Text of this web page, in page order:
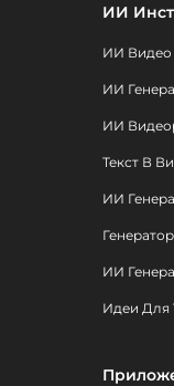
ИИ
ИИ Видео
ИИ
ИИ
Текст В
ИИ
ИИ
Идеи Для